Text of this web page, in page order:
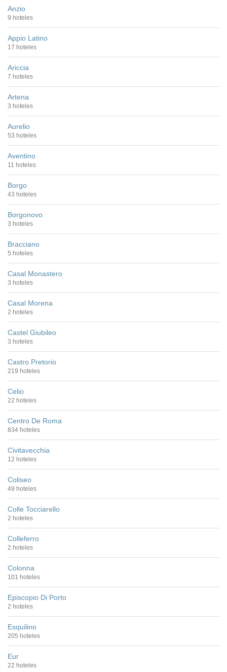
Anzio
9 hoteles
Appio Latino
17 hoteles
Ariccia
7 hoteles
Artena
3 hoteles
Aurelio
53 hoteles
Aventino
11 hoteles
Borgo
43 hoteles
Borgonovo
3 hoteles
Bracciano
5 hoteles
Casal Monastero
3 hoteles
Casal Morena
2 hoteles
Castel Giubileo
3 hoteles
Castro Pretorio
219 hoteles
Celio
22 hoteles
Centro De Roma
834 hoteles
Civitavecchia
12 hoteles
Coliseo
49 hoteles
Colle Tocciarello
2 hoteles
Colleferro
2 hoteles
Colonna
101 hoteles
Episcopio Di Porto
2 hoteles
Esquilino
205 hoteles
Eur
22 hoteles